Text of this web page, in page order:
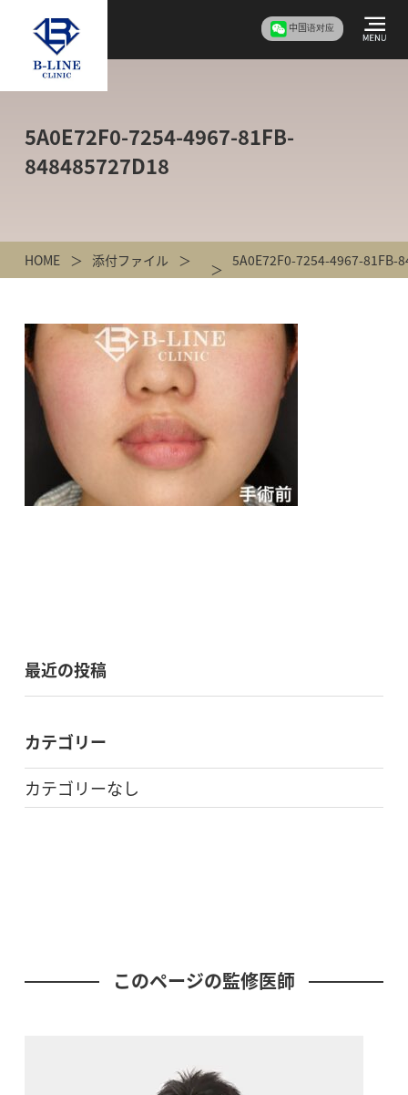
中国语对应
5A0E72F0-7254-4967-81FB-
848485727D18
HOME 添付ファイル 5A0E72F0-7254-4967-81FB-
最近の投稿
カテゴリー
カテゴリーなし
このページの監修医師